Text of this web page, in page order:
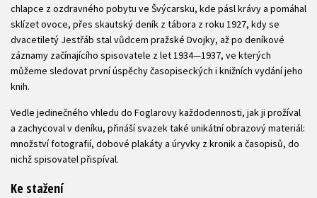
chlapce z ozdravného pobytu ve Švýcarsku, kde pásl krávy a pomáhal
sklízet ovoce, přes skautský deník z tábora z roku 1927, kdy se
dvacetiletý Jestřáb stal vůdcem pražské Dvojky, až po deníkové
záznamy začínajícího spisovatele z let 1934—1937, ve kterých
můžeme sledovat první úspěchy časopiseckých i knižních vydání jeho
knih.
Vedle jedinečného vhledu do Foglarovy každodennosti, jak ji prožíval
a zachycoval v deníku, přináší svazek také unikátní obrazový materiál:
množství fotografií, dobové plakáty a úryvky z kronik a časopisů, do
nichž spisovatel přispíval.
Ke stažení